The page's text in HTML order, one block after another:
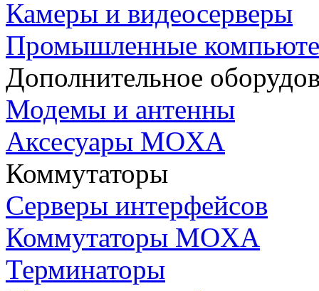
Камеры и видеосерверы
Промышленные
Дополнительное
Модемы и антенны
Аксесуары MOXA
Коммутаторы
Серверы интерфейсов
Коммутаторы MOXA
Терминаторы